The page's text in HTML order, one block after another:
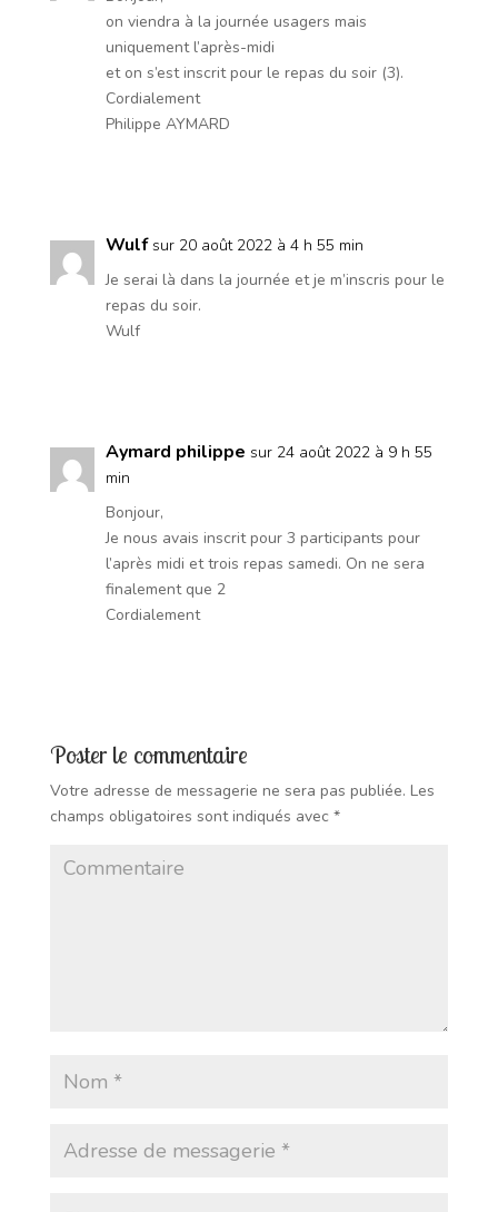
on viendra à la journée usagers mais
uniquement l’après-midi
et on s’est inscrit pour le repas du soir (3).
Cordialement
Philippe AYMARD
Wulf sur 20 août 2022 à 4 h 55 min
Je serai là dans la journée et je m’inscris pour le
repas du soir.
Wulf
Aymard philippe sur 24 août 2022 à 9 h 55
min
Bonjour,
Je nous avais inscrit pour 3 participants pour
l’après midi et trois repas samedi. On ne sera
finalement que 2
Cordialement
Poster le commentaire
Votre adresse de messagerie ne sera pas publiée. Les
champs obligatoires sont indiqués avec *